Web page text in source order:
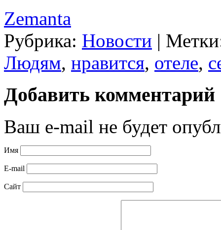
Zemanta
Рубрика: Новости |
Людям, нравится, отеле,
Добавить комментарий
Ваш e-mail не будет
Имя
E-mail
Сайт